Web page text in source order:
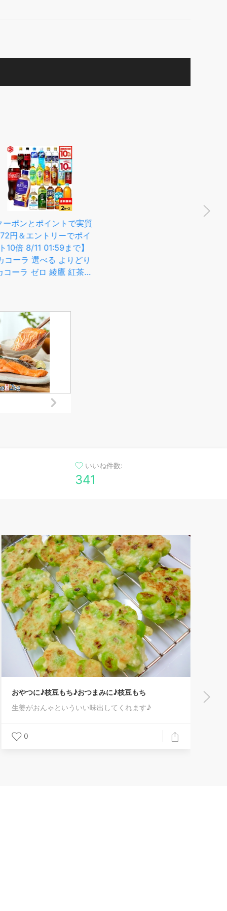
ポイントで実質
ントリーでポイ
11 01:59まで】
選べる よりどり
ゼロ 綾鷹 紅茶花
490ml 500ml
トボトル 24本入
【送料無料】
【20%OFF】 紅茶 茶葉 アッ
サム CTC 500g オーガニッ
防止剤不使用 保存料不使用
着色料不使用) 有機JASアッ
いいね件数:
341
ち♪おつまみに♪枝豆もち
いういい味出してくれます♪
まるで洋食屋さん♡
♡
デミグラスよりさっ
いしい、特製のソ
ウケバッチリなオム
0